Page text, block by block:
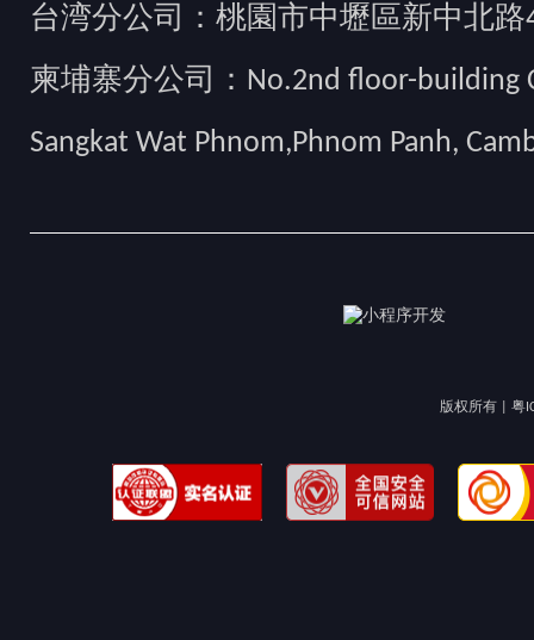
台湾分公司：桃園市中壢區新中北路
柬埔寨分公司：No.2nd floor-building
Sangkat Wat Phnom,Phnom Panh,
版权所有 | 粤